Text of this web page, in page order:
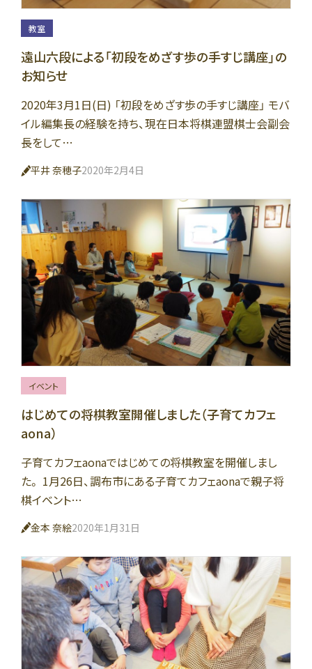
教室
遠山六段による「初段をめざす歩の手すじ講座」の
お知らせ
2020年3月1日(日) 「初段をめざす歩の手すじ講座」 モバ
イル編集長の経験を持ち、現在日本将棋連盟棋士会副会
長をして…
平井 奈穂子2020年2月4日
イベント
はじめての将棋教室開催しました（子育てカフェ
aona）
子育てカフェaonaではじめての将棋教室を開催しまし
た。 1月26日、調布市にある子育てカフェaonaで親子将
棋イベント…
金本 奈絵2020年1月31日